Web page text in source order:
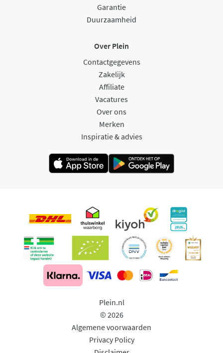
Garantie
Duurzaamheid
Over Plein
Contactgegevens
Zakelijk
Affiliate
Vacatures
Over ons
Merken
Inspiratie & advies
Plein.nl
© 2026
Algemene voorwaarden
Privacy Policy